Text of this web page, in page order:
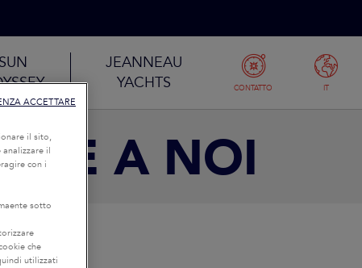
SUN
JEANNEAU
YACHTS
CONTATTO IT
A NOI
il sito,
il
con i
sotto
che
utilizzati
ACCETTARE